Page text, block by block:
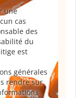
une
cas
des
du
est
générales
rendre sur